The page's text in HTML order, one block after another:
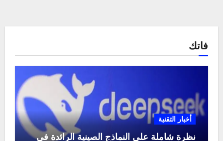
فاتك
أخبار التقنية
نظرة شاملة على النماذج الصينية الرائدة في